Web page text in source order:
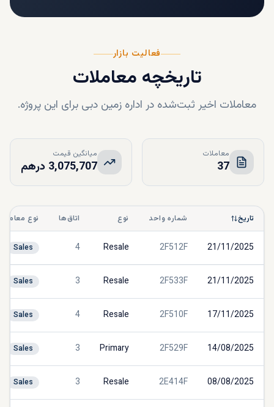
فعالیت بازار
تاریخچه معاملات
معاملات اخیر ثبت‌شده در اداره زمین دبی برای این پروژه.
معاملات
37
میانگین قیمت
3,075,707 درهم
تاریخ شماره واحد نوع اتاق‌ها نوع معامله
21/11/2025
2F512F
Resale
4
Sales
21/11/2025
2F533F
Resale
3
Sales
17/11/2025
2F510F
Resale
4
Sales
14/08/2025
2F529F
Primary
3
Sales
08/08/2025
2E414F
Resale
3
Sales